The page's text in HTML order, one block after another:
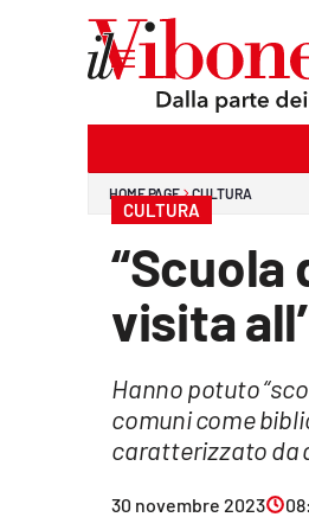
Economia e Lavoro
HOME PAGE CULTURA
CULTURA
“Scuola
visita
Hanno potuto
comuni come
caratterizzato
30 novembre 2023